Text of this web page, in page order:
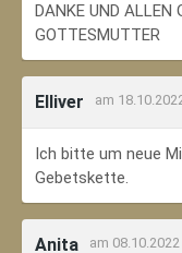
DANKE UND ALLEN
GOTTESMUTTER
Elliver am
Ich bitte um neue
Gebetskette.
Anita am 08.10.2022